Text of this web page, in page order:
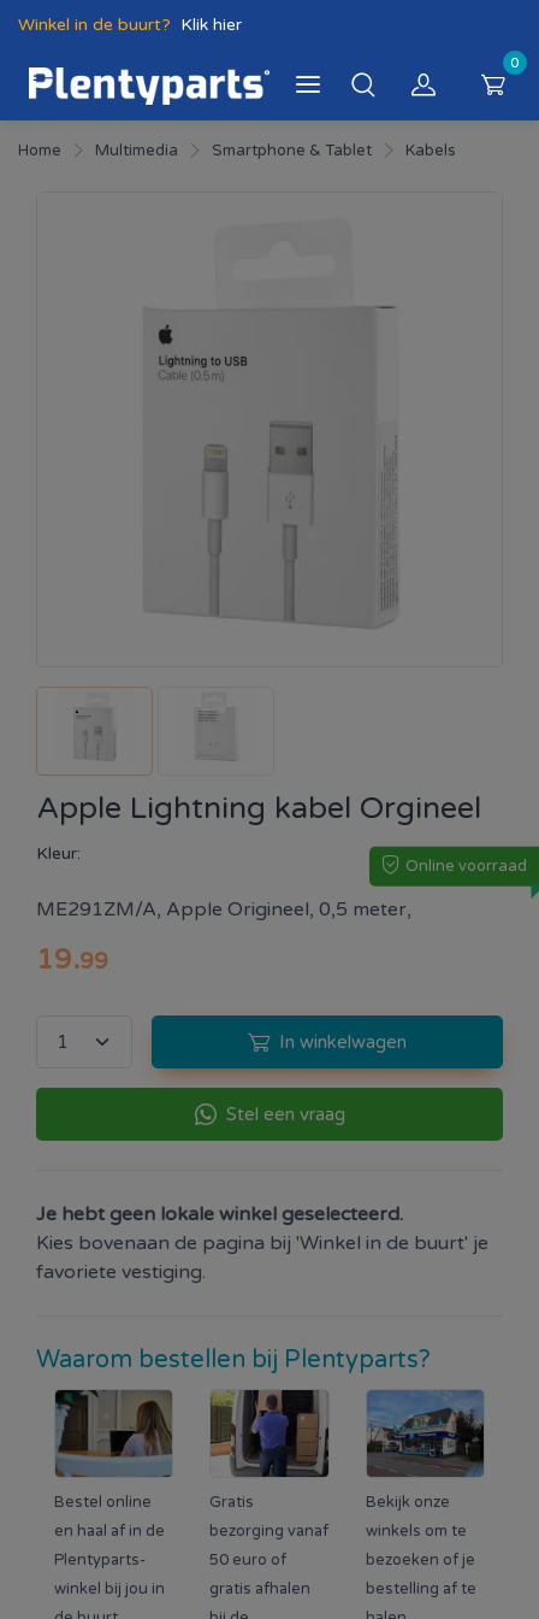
Winkel in de buurt? Klik hier
0
Home Multimedia Smartphone & Tablet Kabels
Apple Lightning kabel Orgineel
Kleur:
Online voorraad
ME291ZM/A, Apple Origineel, 0,5 meter,
19.99
In winkelwagen
Stel een vraag
Je hebt geen lokale winkel geselecteerd.
Kies bovenaan de pagina bij 'Winkel in de buurt' je
favoriete vestiging.
Waarom bestellen bij Plentyparts?
Bestel online
en haal af in de
Plentyparts-
winkel bij jou in
Gratis
bezorging vanaf
50 euro of
gratis afhalen
Bekijk onze
winkels om te
bezoeken of je
bestelling af te